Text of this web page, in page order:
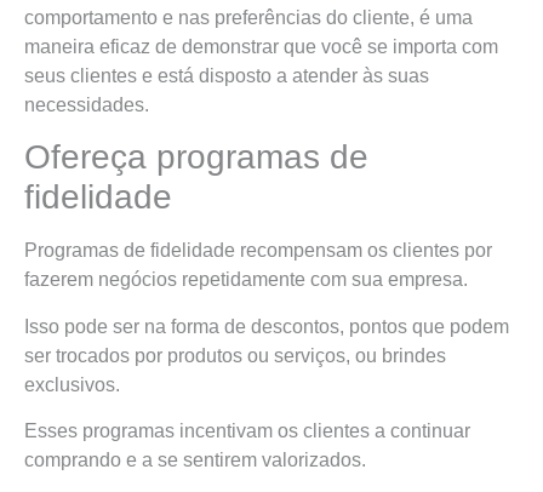
comportamento e nas preferências do cliente, é uma
maneira eficaz de demonstrar que você se importa com
seus clientes e está disposto a atender às suas
necessidades.
Ofereça programas de
fidelidade
Programas de fidelidade recompensam os clientes por
fazerem negócios repetidamente com sua empresa.
Isso pode ser na forma de descontos, pontos que podem
ser trocados por produtos ou serviços, ou brindes
exclusivos.
Esses programas incentivam os clientes a continuar
comprando e a se sentirem valorizados.